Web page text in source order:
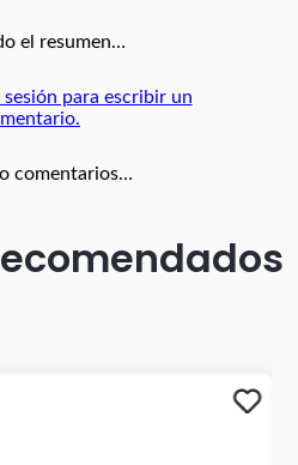
el resumen…
para escribir un
comentarios…